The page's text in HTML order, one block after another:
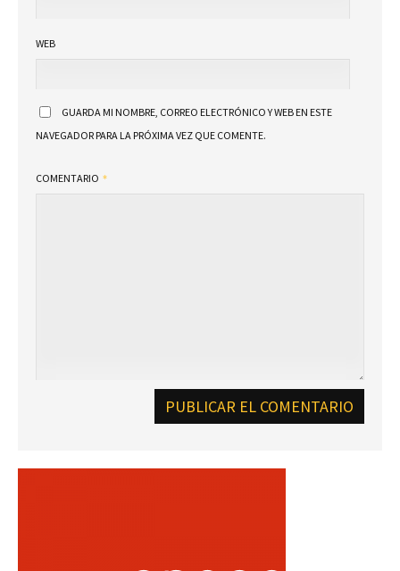
WEB
GUARDA MI NOMBRE, CORREO ELECTRÓNICO Y WEB EN ESTE
NAVEGADOR PARA LA PRÓXIMA VEZ QUE COMENTE.
COMENTARIO